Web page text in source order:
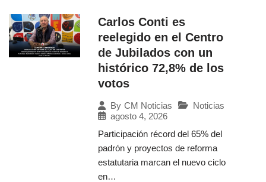
Carlos Conti es
reelegido en el Centro
de Jubilados con un
histórico 72,8% de los
votos
By CM Noticias
Noticias
agosto 4, 2026
Participación récord del 65% del
padrón y proyectos de reforma
estatutaria marcan el nuevo ciclo
en…